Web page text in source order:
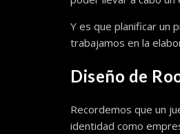
Y es que planificar un
trabajamos en la
Diseño de
Recordemos que un
identidad como